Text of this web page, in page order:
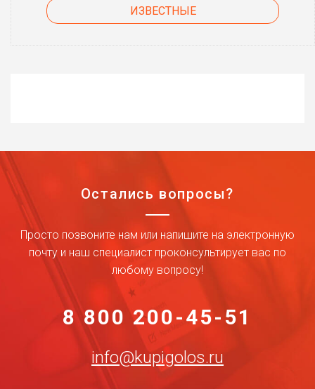
ИЗВЕСТНЫЕ
Остались вопросы?
Просто позвоните нам или напишите на электронную
почту и наш специалист проконсультирует вас по
любому вопросу!
8 800 200-45-51
info@kupigolos.ru